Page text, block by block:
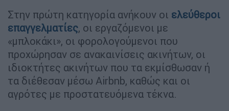
Στην πρώτη κατηγορία ανήκουν οι ελεύθεροι
επαγγελματίες, οι εργαζόμενοι με
«μπλοκάκι», οι φορολογούμενοι που
προχώρησαν σε ανακαινίσεις ακινήτων, οι
ιδιοκτήτες ακινήτων που τα εκμίσθωσαν ή
τα διέθεσαν μέσω Airbnb, καθώς και οι
αγρότες με προστατευόμενα τέκνα.